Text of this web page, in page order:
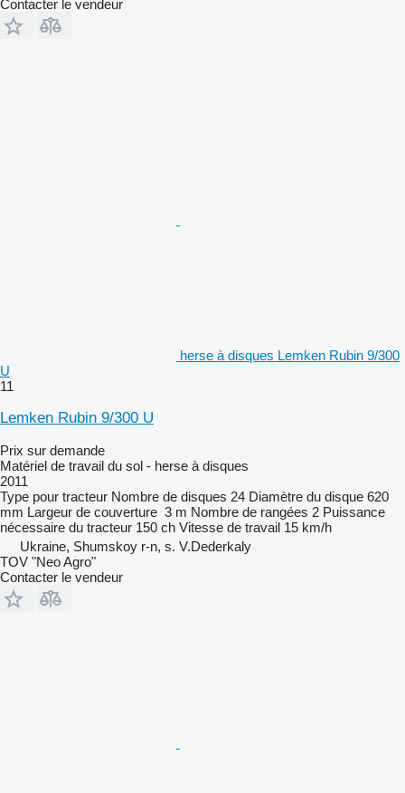
Contacter le vendeur
herse à disques Lemken Rubin 9/300
U
11
Lemken Rubin 9/300 U
Prix sur demande
Matériel de travail du sol - herse à disques
2011
Type pour tracteur Nombre de disques 24 Diamètre du disque 620
mm Largeur de couverture 3 m Nombre de rangées 2 Puissance
nécessaire du tracteur 150 ch Vitesse de travail 15 km/h
Ukraine, Shumskoy r-n, s. V.Dederkaly
TOV "Neo Agro"
Contacter le vendeur